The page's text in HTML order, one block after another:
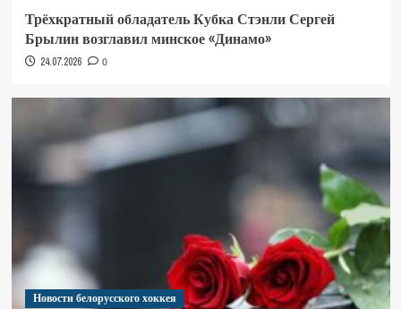
Трёхкратный обладатель Кубка Стэнли Сергей
Брылин возглавил минское «Динамо»
24.07.2026 0
Новости белорусского хоккея